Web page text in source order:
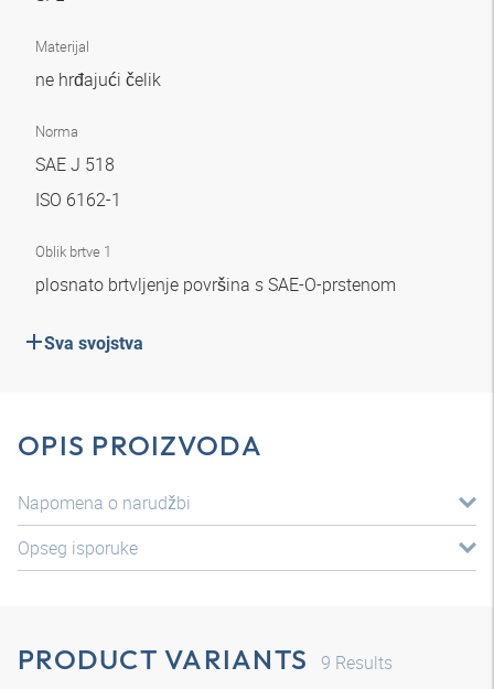
Materijal
ne hrđajući čelik
Norma
SAE J 518
ISO 6162-1
Oblik brtve 1
plosnato brtvljenje površina s SAE-O-prstenom
Sva svojstva
OPIS PROIZVODA
Napomena o narudžbi
Opseg isporuke
PRODUCT VARIANTS 9 Results